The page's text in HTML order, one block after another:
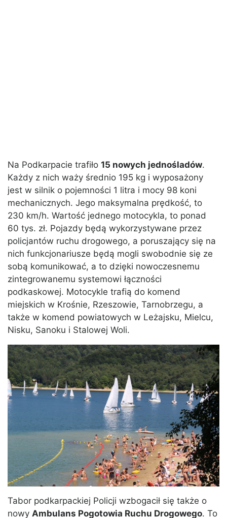
Na Podkarpacie trafiło 15 nowych jednośladów.
Każdy z nich waży średnio 195 kg i wyposażony
jest w silnik o pojemności 1 litra i mocy 98 koni
mechanicznych. Jego maksymalna prędkość, to
230 km/h. Wartość jednego motocykla, to ponad
60 tys. zł. Pojazdy będą wykorzystywane przez
policjantów ruchu drogowego, a poruszający się na
nich funkcjonariusze będą mogli swobodnie się ze
sobą komunikować, a to dzięki nowoczesnemu
zintegrowanemu systemowi łączności
podkaskowej. Motocykle trafią do komend
miejskich w Krośnie, Rzeszowie, Tarnobrzegu, a
także w komend powiatowych w Leżajsku, Mielcu,
Nisku, Sanoku i Stalowej Woli.
Tabor podkarpackiej Policji wzbogacił się także o
nowy Ambulans Pogotowia Ruchu Drogowego. To